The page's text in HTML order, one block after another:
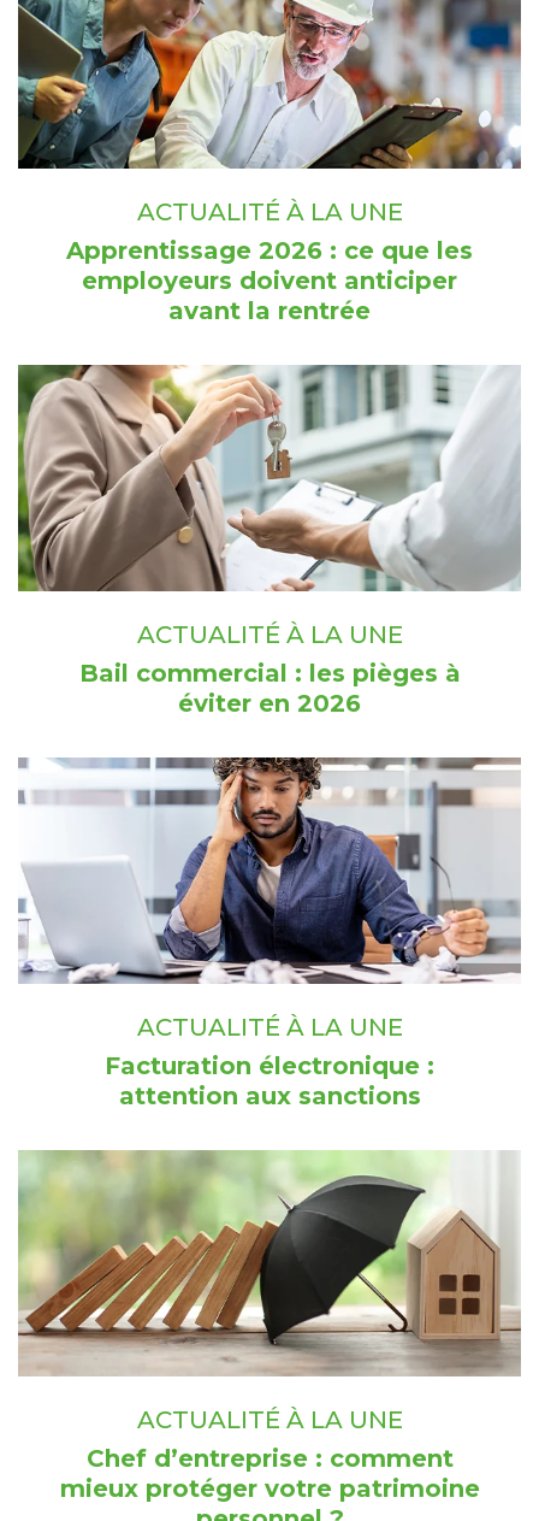
ACTUALITÉ À LA UNE
Apprentissage 2026 : ce que les
employeurs doivent anticiper
avant la rentrée
ACTUALITÉ À LA UNE
Bail commercial : les pièges à
éviter en 2026
ACTUALITÉ À LA UNE
Facturation électronique :
attention aux sanctions
ACTUALITÉ À LA UNE
Chef d’entreprise : comment
mieux protéger votre patrimoine